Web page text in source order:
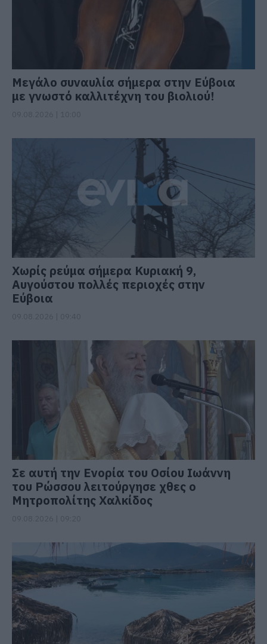
Μεγάλο συναυλία σήμερα στην Εύβοια
με γνωστό καλλιτέχνη του βιολιού!
Χωρίς ρεύμα σήμερα Κυριακή 9,
Αυγούστου πολλές περιοχές στην
Εύβοια
Σε αυτή την Ενορία του Οσίου Ιωάννη
του Ρώσσου λειτούργησε χθες ο
Μητροπολίτης Χαλκίδος